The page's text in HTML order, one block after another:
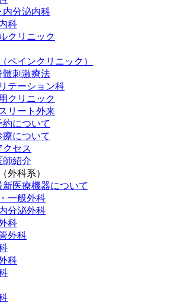
内分泌内科
科
クリニック
ペインクリニック）
髄刺激療法
テーション科
クリニック
リート外来
約について
療について
クセス
師紹介
外科系）
新医療機器について
一般外科
分泌外科
科
外科
科